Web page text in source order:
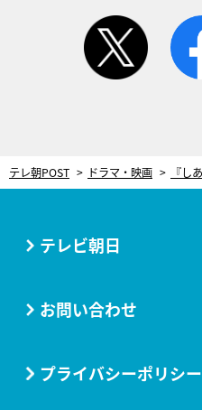
twitter
テレ朝POST ドラマ・映画
テレビ朝日
お問い合わせ
プライバシーポリシー